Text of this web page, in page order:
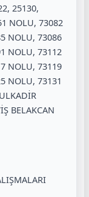
25130,
NOLU, 73082
NOLU, 73086
NOLU, 73112
NOLU, 73119
NOLU, 73131
BELAKCAN